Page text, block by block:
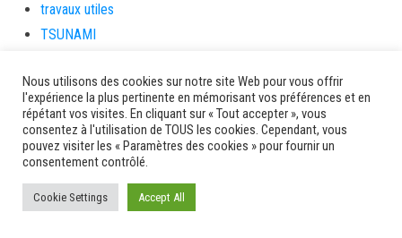
travaux utiles
TSUNAMI
uncategorized
Venir en Martinique
Video
vidététladjéko
Vie Municipale
Viechere
Nous utilisons des cookies sur notre site Web pour vous offrir
l'expérience la plus pertinente en mémorisant vos préférences et en
répétant vos visites. En cliquant sur « Tout accepter », vous
consentez à l'utilisation de TOUS les cookies. Cependant, vous
pouvez visiter les « Paramètres des cookies » pour fournir un
consentement contrôlé.
Cookie Settings Accept All